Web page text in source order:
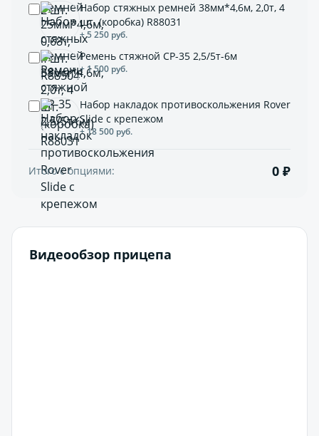
Набор стяжных ремней 38мм*4,6м, 2,0т, 4
шт. (коробка) R88031
+ 5 250 руб.
Ремень стяжной СР-35 2,5/5т-6м
+ 1 500 руб.
Набор накладок противоскольжения Rover
Slide с крепежом
+ 18 500 руб.
Итого с опциями: 0 ₽
Видеообзор прицепа